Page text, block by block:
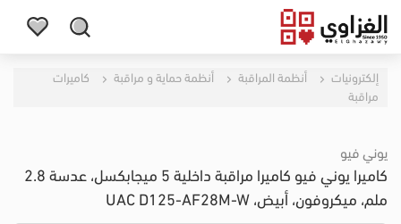
إلكترونيات أنظمة المراقبة أنظمة حماية و مراقبة
كاميرات
مراقبة
يوني فيو
كاميرا يوني فيو كاميرا مراقبة داخلية 5 ميجابكسل، عدسة 2.8
ملم، ميكروفون، أبيض، UAC D125-AF28M-W